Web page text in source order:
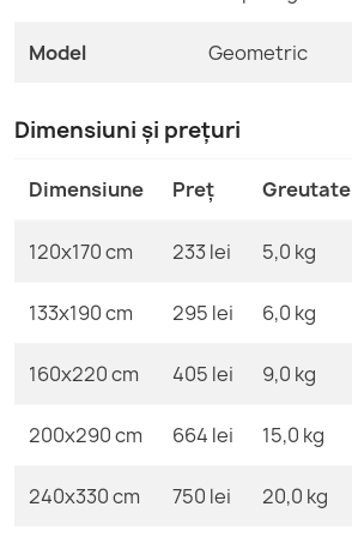
Model Geometric
Dimensiuni și prețuri
Dimensiune Preț Greutate
120x170 cm 233 lei 5,0 kg
133x190 cm 295 lei 6,0 kg
160x220 cm 405 lei 9,0 kg
200x290 cm 664 lei 15,0 kg
240x330 cm 750 lei 20,0 kg